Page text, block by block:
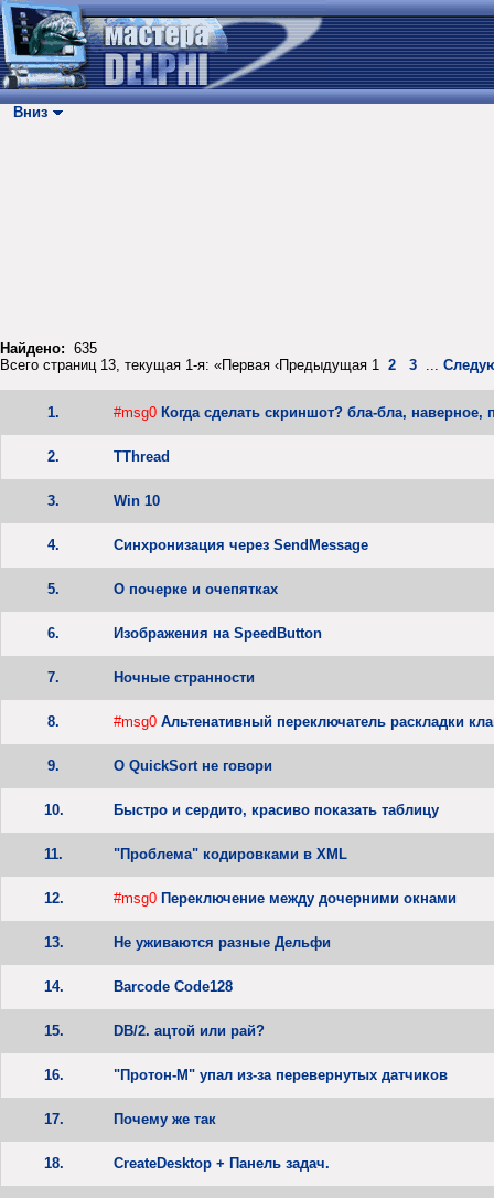
Вниз
Найдено: 635
Всего страниц 13, текущая 1-я: «Первая ‹Предыдущая 1 2 3 ...
1. #msg0 Когда сделать скриншот? бла-бла, наверное,
2. TThread
3. Win 10
4. Синхронизация через SendMessage
5. О почерке и очепятках
6. Изображения на SpeedButton
7. Ночные странности
8. #msg0 Альтенативный переключатель раскладки
9. О QuickSort не говори
10. Быстро и сердито, красиво показать таблицу
11. "Проблема" кодировками в XML
12. #msg0 Переключение между дочерними окнами
13. Не уживаются разные Дельфи
14. Barcode Code128
15. DB/2. ацтой или рай?
16. "Протон-М" упал из-за перевернутых датчиков
17. Почему же так
18. CreateDesktop + Панель задач.